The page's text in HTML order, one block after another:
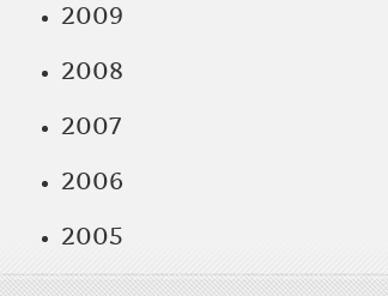
2009
2008
2007
2006
2005